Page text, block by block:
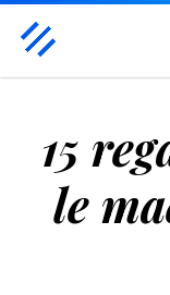
Tempo libero
15
le